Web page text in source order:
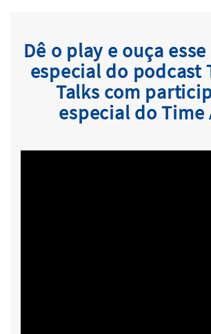
Dê o play e ouça
especial do podcast
Talks com
especial do Time